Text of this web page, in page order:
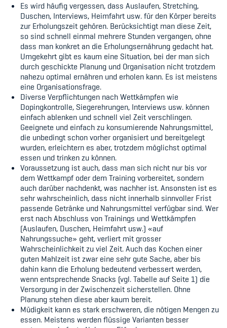
Es wird häufig vergessen, dass Auslaufen, Stretching,
Duschen, Interviews, Heimfahrt usw. für den Körper bereits
zur Erholungszeit gehören. Berücksichtigt man diese Zeit,
so sind schnell einmal mehrere Stunden vergangen, ohne
dass man konkret an die Erholungsernährung gedacht hat.
Umgekehrt gibt es kaum eine Situation, bei der man sich
durch geschickte Planung und Organisation nicht trotzdem
nahezu optimal ernähren und erholen kann. Es ist meistens
eine Organisationsfrage.
Diverse Verpflichtungen nach Wettkämpfen wie
Dopingkontrolle, Siegerehrungen, Interviews usw. können
einfach ablenken und schnell viel Zeit verschlingen.
Geeignete und einfach zu konsumierende Nahrungsmittel,
die unbedingt schon vorher organisiert und bereitgelegt
wurden, erleichtern es aber, trotzdem möglichst optimal
essen und trinken zu können.
Voraussetzung ist auch, dass man sich nicht nur bis vor
dem Wettkampf oder dem Training vorbereitet, sondern
auch darüber nachdenkt, was nachher ist. Ansonsten ist es
sehr wahrscheinlich, dass nicht innerhalb sinnvoller Frist
passende Getränke und Nahrungsmittel verfügbar sind. Wer
erst nach Abschluss von Trainings und Wettkämpfen
(Auslaufen, Duschen, Heimfahrt usw.) «auf
Nahrungssuche» geht, verliert mit grosser
Wahrscheinlichkeit zu viel Zeit. Auch das Kochen einer
guten Mahlzeit ist zwar eine sehr gute Sache, aber bis
dahin kann die Erholung bedeutend verbessert werden,
wenn entsprechende Snacks (vgl. Tabelle auf Seite 1) die
Versorgung in der Zwischenzeit sicherstellen. Ohne
Planung stehen diese aber kaum bereit.
Müdigkeit kann es stark erschweren, die nötigen Mengen zu
essen. Meistens werden flüssige Varianten besser